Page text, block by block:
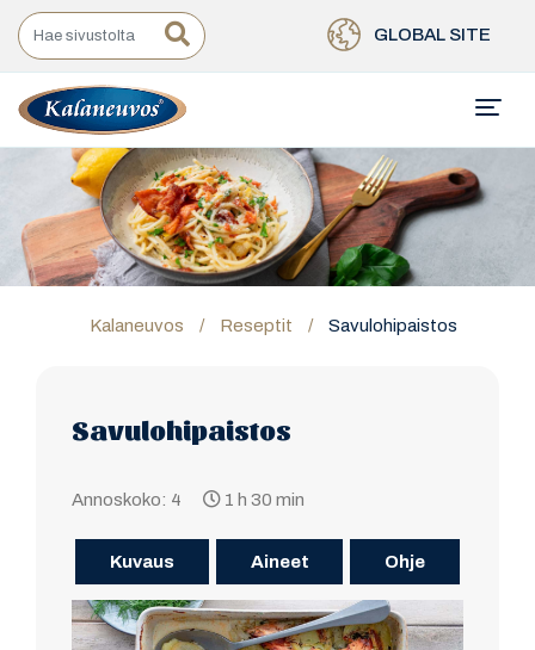
GLOBAL SITE
Kalaneuvos / Reseptit / Savulohipaistos
Savulohipaistos
Annoskoko: 4 1 h 30 min
Kuvaus Aineet Ohje